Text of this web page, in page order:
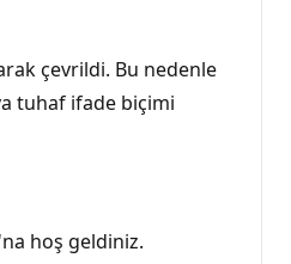
çevrildi. Bu nedenle
tuhaf ifade biçimi
hoş geldiniz.